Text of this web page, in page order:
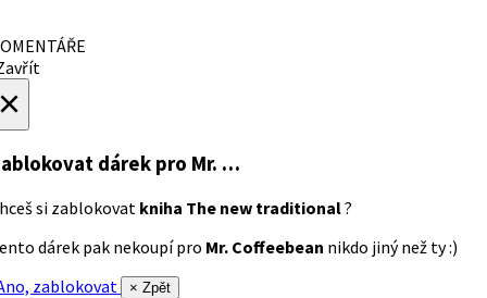
dárek pro Mr. …
si zablokovat kniha The new traditional?
dárek pak nekoupí pro Mr. Coffeebean nikdo jiný než ty :)
zablokovat
× Zpět